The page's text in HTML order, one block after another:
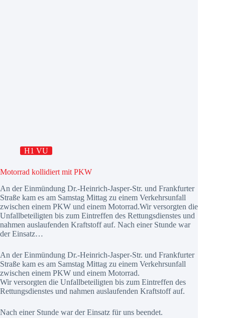
H1 VU
Motorrad kollidiert mit PKW
An der Einmündung Dr.-Heinrich-Jasper-Str. und Frankfurter
Straße kam es am Samstag Mittag zu einem Verkehrsunfall
zwischen einem PKW und einem Motorrad.Wir versorgten die
Unfallbeteiligten bis zum Eintreffen des Rettungsdienstes und
nahmen auslaufenden Kraftstoff auf. Nach einer Stunde war
der Einsatz…
An der Einmündung Dr.-Heinrich-Jasper-Str. und Frankfurter
Straße kam es am Samstag Mittag zu einem Verkehrsunfall
zwischen einem PKW und einem Motorrad.
Wir versorgten die Unfallbeteiligten bis zum Eintreffen des
Rettungsdienstes und nahmen auslaufenden Kraftstoff auf.
Nach einer Stunde war der Einsatz für uns beendet.